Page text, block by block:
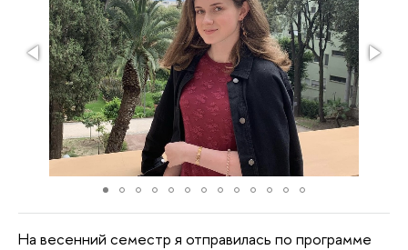
На весенний семестр я отправилась по программе